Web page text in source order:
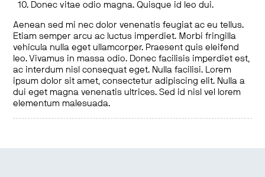
Donec vitae odio magna. Quisque id leo dui.
Aenean sed mi nec dolor venenatis feugiat ac eu tellus.
Etiam semper arcu ac luctus imperdiet. Morbi fringilla
vehicula nulla eget ullamcorper. Praesent quis eleifend
leo. Vivamus in massa odio. Donec facilisis imperdiet est,
ac interdum nisl consequat eget. Nulla facilisi. Lorem
ipsum dolor sit amet, consectetur adipiscing elit. Nulla a
dui eget magna venenatis ultrices. Sed id nisl vel lorem
elementum malesuada.